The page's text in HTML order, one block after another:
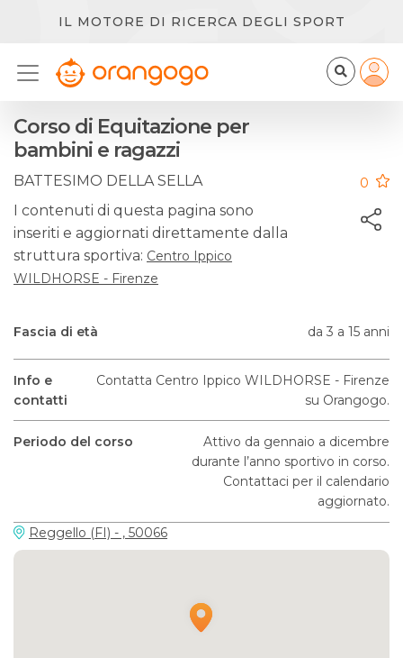
IL MOTORE DI RICERCA DEGLI SPORT
Corso di Equitazione per
bambini e ragazzi
BATTESIMO DELLA SELLA
I contenuti di questa pagina sono
inseriti e aggiornati direttamente dalla
struttura sportiva: Centro Ippico
WILDHORSE - Firenze
0
Fascia di età da 3 a 15 anni
Info e
contatti
Contatta Centro Ippico WILDHORSE - Firenze
su Orangogo.
Periodo del corso
Attivo da gennaio a dicembre
durante l’anno sportivo in corso.
Contattaci per il calendario
aggiornato.
Reggello (FI) - , 50066